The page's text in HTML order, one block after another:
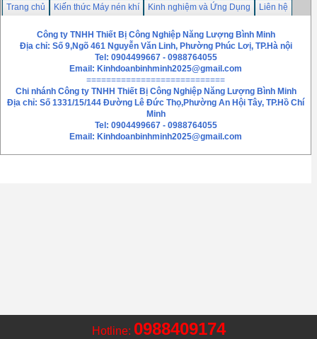
0988409174
Trang chủ Kiến thức Máy nén khí Kinh nghiệm và Ứng Dụng Liên hệ
Công ty TNHH Thiết Bị Công Nghiệp Năng Lượng Bình Minh
Địa chỉ: Số 9,Ngõ 461 Nguyễn Văn Linh, Phường Phúc Lơị, TP.Hà nội
Tel: 0904499667 - 0988764055
Email: Kinhdoanbinhminh2025@gmail.com
============================
Chi nhánh Công ty TNHH Thiết Bị Công Nghiệp Năng Lượng Bình Minh
Địa chỉ: Số 1331/15/144 Đường Lê Đức Thọ,Phường An Hội Tây, TP.Hồ Chí
Minh
Tel: 0904499667 - 0988764055
Email: Kinhdoanbinhminh2025@gmail.com